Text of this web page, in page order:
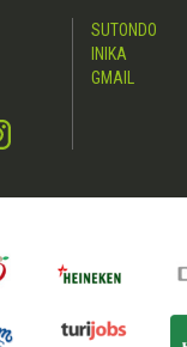
SUTONDO
INIKA
GMAIL